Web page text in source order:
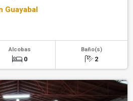
Guayabal
Alcobas
0
Baño(s)
2